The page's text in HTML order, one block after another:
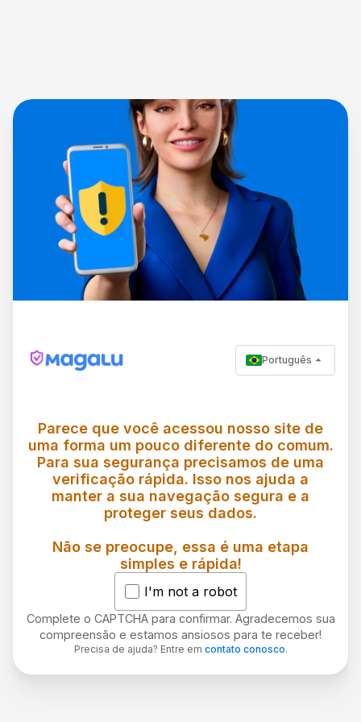
Português
Parece que você acessou nosso site de
uma forma um pouco diferente do comum.
Para sua segurança precisamos de uma
verificação rápida. Isso nos ajuda a
manter a sua navegação segura e a
proteger seus dados.
Não se preocupe, essa é uma etapa
simples e rápida!
I'm not a robot
Complete o CAPTCHA para confirmar. Agradecemos sua
compreensão e estamos ansiosos para te receber!
Precisa de ajuda? Entre em contato conosco.